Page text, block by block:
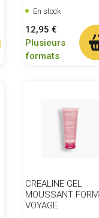
En stock
Prix
12,95 €
Plusieurs
formats
CREALINE GEL
MOUSSANT
VOYAGE